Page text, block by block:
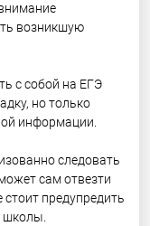
возникшую
с собой на ЕГЭ
но только
информации.
следовать
сам отвезти
предупредить
школы.